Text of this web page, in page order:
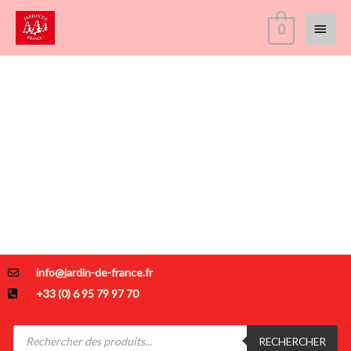
Aller
contenu
Menu
0
info@jardin-de-france.fr
+33 (0) 6 95 79 97 70
Recherche
RECHERCHER